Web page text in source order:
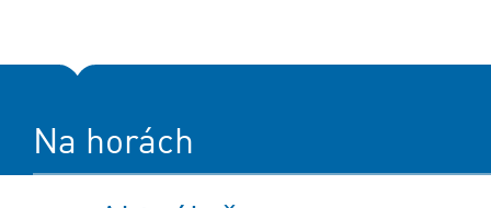
Na horách